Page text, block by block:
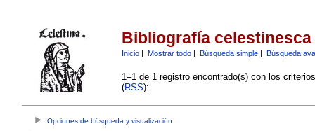
Bibliografía celestinesca
Inicio| Mostrar todo| Búsqueda simple| Búsqueda
1–1 de 1 registro encontrado(s) con los
(RSS):
Opciones de búsqueda y visualización